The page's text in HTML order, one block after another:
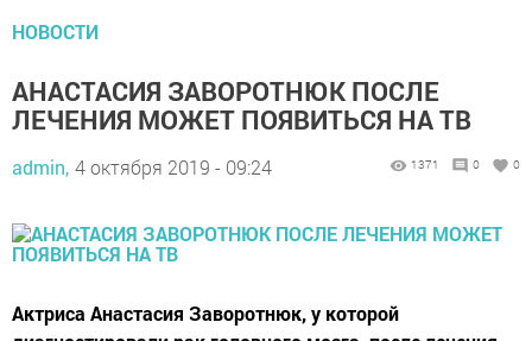
НОВОСТИ
АНАСТАСИЯ ЗАВОРОТНЮК ПОСЛЕ
ЛЕЧЕНИЯ МОЖЕТ ПОЯВИТЬСЯ НА ТВ
admin, 4 октября 2019 - 09:24 1371 0 0
Актриса Анастасия Заворотнюк, у которой